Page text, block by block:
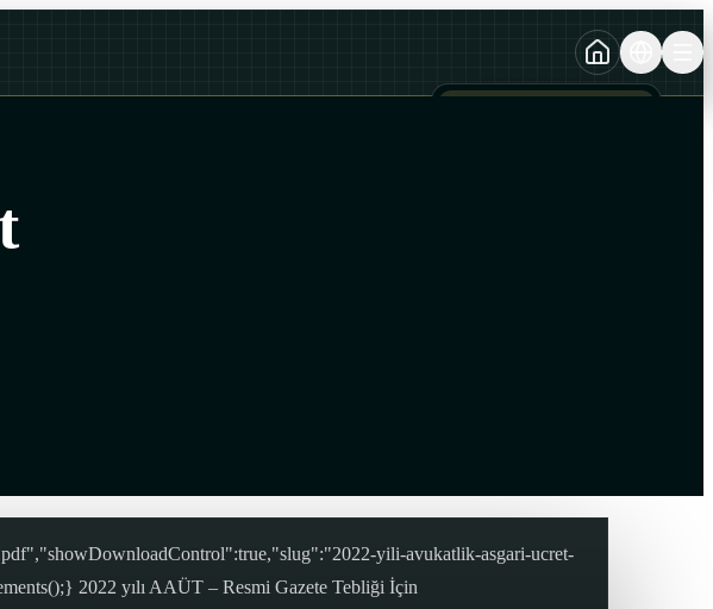
yili-avukatlik-asgari-ucret-
2022 yılı AAÜT – Resmi Gazete Tebliği İçin